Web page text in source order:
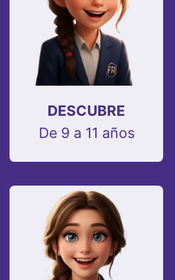
DESCUBRE
De 9 a 11 años